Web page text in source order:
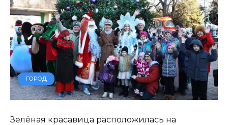
ГОРОД
Зелёная красавица расположилась на